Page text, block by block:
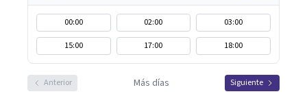
00:00 02:00
03:00
15:00
17:00 18:00
Anterior Más días Siguiente